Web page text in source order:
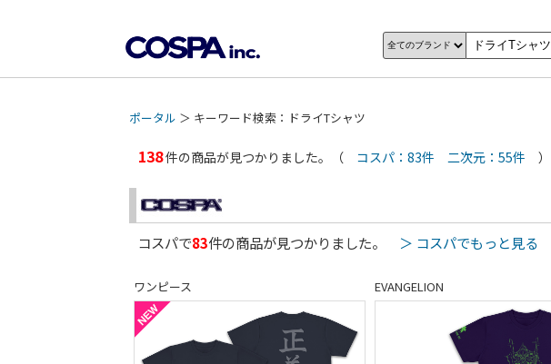
ポータル ＞ キーワード検索：ドライTシャツ
138件の商品が見つかりました。（ コスパ：83件 二次元：55件 ）
コスパで83件の商品が見つかりました。 ＞ コスパでもっと見る
ワンピース EVANGELION